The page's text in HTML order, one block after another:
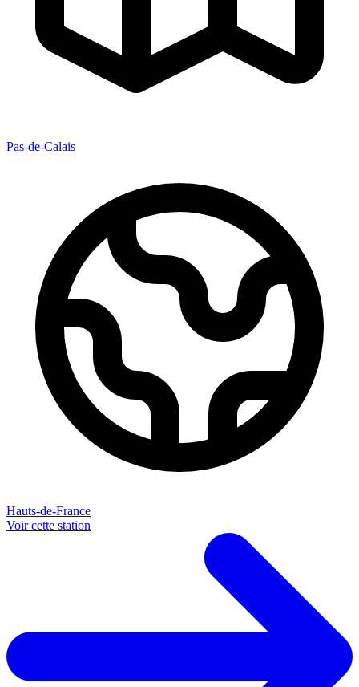
Pas-de-Calais
Hauts-de-France
Voir cette station